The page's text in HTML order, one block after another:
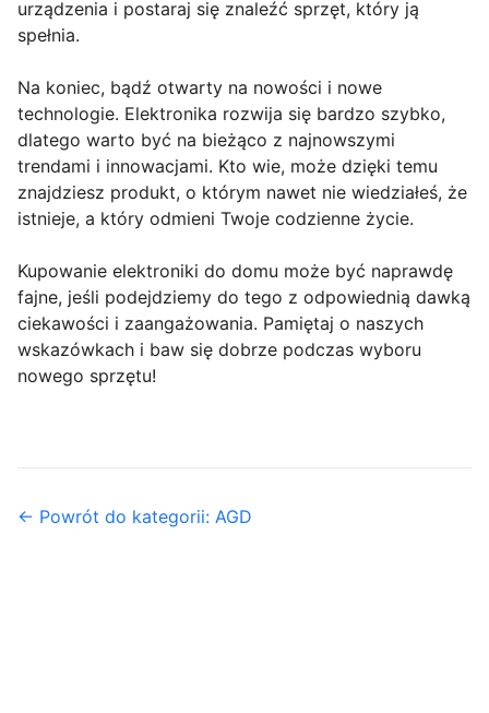
urządzenia i postaraj się znaleźć sprzęt, który ją
spełnia.
Na koniec, bądź otwarty na nowości i nowe
technologie. Elektronika rozwija się bardzo szybko,
dlatego warto być na bieżąco z najnowszymi
trendami i innowacjami. Kto wie, może dzięki temu
znajdziesz produkt, o którym nawet nie wiedziałeś, że
istnieje, a który odmieni Twoje codzienne życie.
Kupowanie elektroniki do domu może być naprawdę
fajne, jeśli podejdziemy do tego z odpowiednią dawką
ciekawości i zaangażowania. Pamiętaj o naszych
wskazówkach i baw się dobrze podczas wyboru
nowego sprzętu!
← Powrót do kategorii: AGD